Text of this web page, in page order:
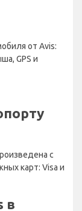
от Avis:
GPS и
с
карт: Visa и
в